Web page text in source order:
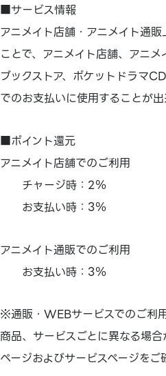
■サービス情報
アニメイト店舗・アニメイト通
ことで、アニメイト店舗、アニ
ブックストア、ポケットドラマ
でのお支払いに使用することが出
■ポイント還元
アニメイト店舗でのご利用
チャージ時：2％
お支払い時：3％
アニメイト通販でのご利用
お支払い時：3％
※通販・WEBサービスでのご利
商品、サービスごとに異なる場
ページおよびサービスページをご